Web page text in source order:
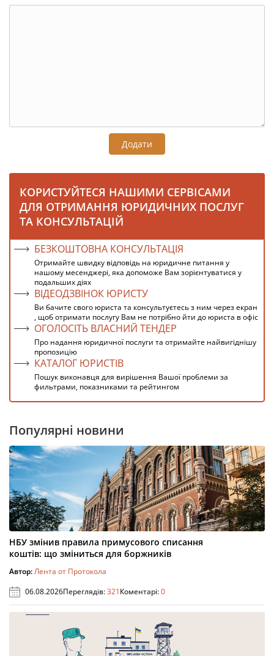
Додати
КОРИСТУЙТЕСЯ НАШИМИ СЕРВІСАМИ
ДЛЯ ОТРИМАННЯ ЮРИДИЧНИХ ПОСЛУГ
ТА КОНСУЛЬТАЦІЙ
БЕЗКОШТОВНА КОНСУЛЬТАЦІЯ
Отримайте швидку відповідь на юридичне питання у
нашому месенджері, яка допоможе Вам зорієнтуватися у
подальших діях
ВІДЕОДЗВІНОК ЮРИСТУ
Ви бачите свого юриста та консультуєтесь з ним через екран
, щоб отримати послугу Вам не потрібно йти до юриста в офіс
ОГОЛОСІТЬ ВЛАСНИЙ ТЕНДЕР
Про надання юридичної послуги та отримайте найвигіднішу
пропозицію
КАТАЛОГ ЮРИСТІВ
Пошук виконавця для вирішення Вашої проблеми за
фильтрами, показниками та рейтингом
Популярні новини
НБУ змінив правила примусового списання
коштів: що зміниться для боржників
Автор:Лента от Протокола
06.08.2026Переглядів:321Коментарі:0